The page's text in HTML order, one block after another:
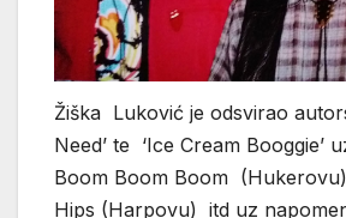
Žiška Luković je odsvirao
Need’ te ‘Ice Cream Booggie’
Boom Boom Boom
Hips (Harpovu) itd uz